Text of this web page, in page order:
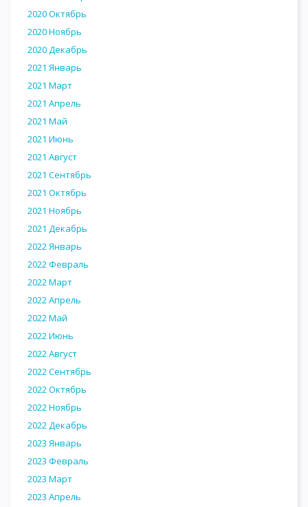
2020 Октябрь
2020 Ноябрь
2020 Декабрь
2021 Январь
2021 Март
2021 Апрель
2021 Май
2021 Июнь
2021 Август
2021 Сентябрь
2021 Октябрь
2021 Ноябрь
2021 Декабрь
2022 Январь
2022 Февраль
2022 Март
2022 Апрель
2022 Май
2022 Июнь
2022 Август
2022 Сентябрь
2022 Октябрь
2022 Ноябрь
2022 Декабрь
2023 Январь
2023 Февраль
2023 Март
2023 Апрель